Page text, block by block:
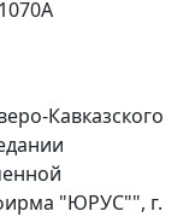
Кавказского
"ЮРУС"", г.